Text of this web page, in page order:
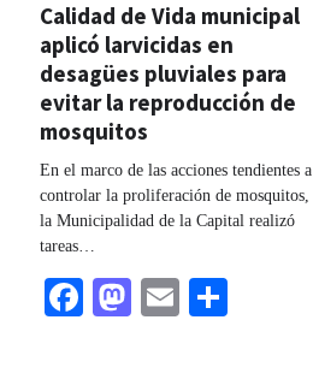
Calidad de Vida municipal
aplicó larvicidas en
desagües pluviales para
evitar la reproducción de
mosquitos
En el marco de las acciones tendientes a
controlar la proliferación de mosquitos,
la Municipalidad de la Capital realizó
tareas…
Facebook
Mastodon
Email